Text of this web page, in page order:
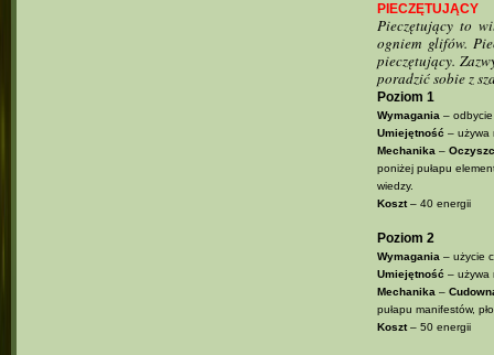
PIECZĘTUJĄCY
Pieczętujący to
ogniem glifów.
pieczętujący.
poradzić sobie z
Poziom 1
Wymagania– odbycie
Umiejętność – używa
Mechanika–
poniżej pułapu
wiedzy.
Koszt– 40 energii
Poziom 2
Wymagania– użycie
Umiejętność – używa
Mechanika–
pułapu manifestów,
Koszt– 50 energii